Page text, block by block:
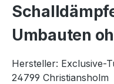
Umbauten
Hersteller: Exclusive-
24799 Christiansholm